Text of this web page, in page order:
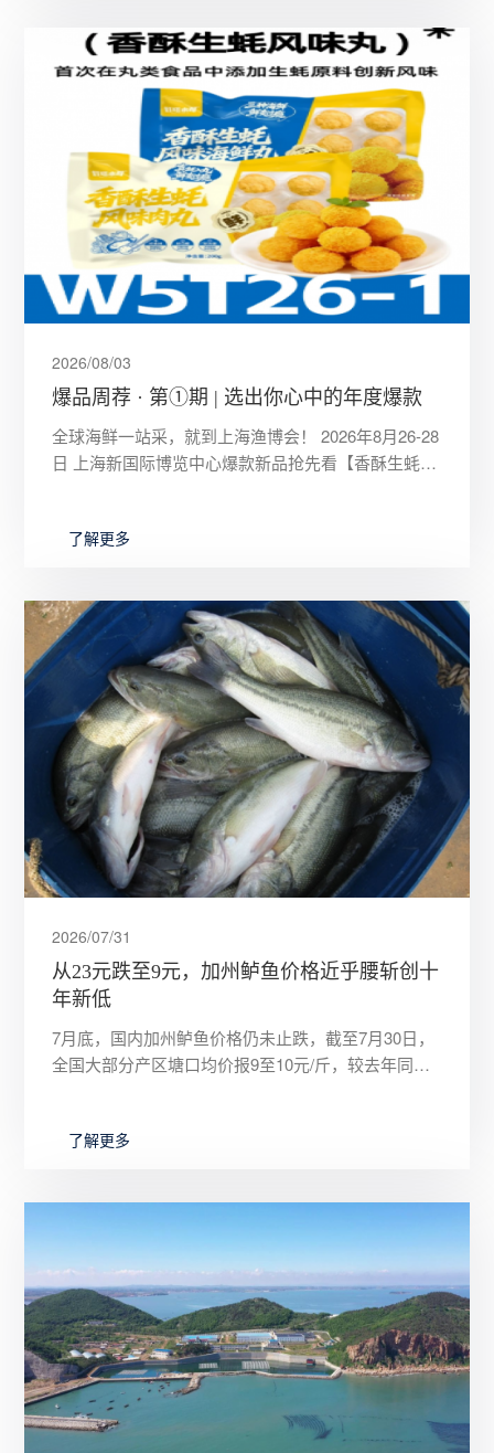
2026/08/03
爆品周荐 · 第①期 | 选出你心中的年度爆款
全球海鲜一站采，就到上海渔博会！ 2026年8月26-28
日 上海新国际博览中心爆款新品抢先看【香酥生蚝风
了解更多
2026/07/31
从23元跌至9元，加州鲈鱼价格近乎腰斩创十
年新低
7月底，国内加州鲈鱼价格仍未止跌，截至7月30日，
全国大部分产区塘口均价报9至10元/斤，较去年同期
了解更多